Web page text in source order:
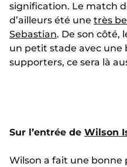
signification. Le match
d’ailleurs été une très
Sebastian. De son côté,
un petit stade avec une
supporters, ce sera là
Sur l’entrée de Wilson
Wilson a fait une bonne